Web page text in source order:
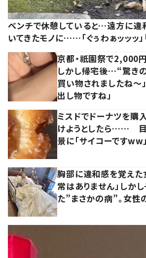
ベンチで休憩していると…遠方に違
いてきたモノに……「ぐぅわぁッッッ」
京都・祇園祭で2,000
しかし帰宅後…“驚き
買い物されましたね～」
出し物ですね」
ミスドでドーナツを購
けようとしたら……
景に「サイコーですww
胸部に違和感を覚えた
常はありません」しか
た”まさかの病”。女性